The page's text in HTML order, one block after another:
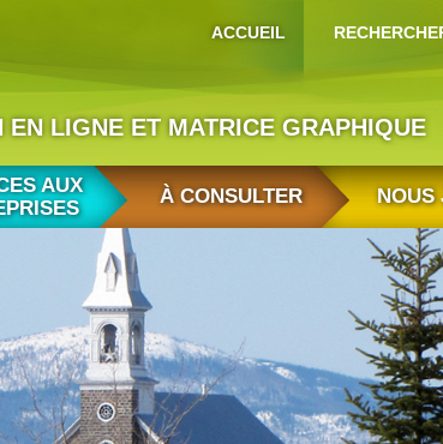
ACCUEIL
EN LIGNE ET MATRICE GRAPHIQUE
AUX
À CONSULTER NOUS